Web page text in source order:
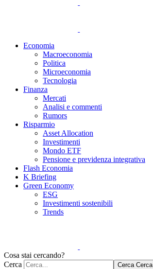
Economia
Macroeconomia
Politica
Microeconomia
Tecnologia
Finanza
Mercati
Analisi e commenti
Rumors
Risparmio
Asset Allocation
Investimenti
Mondo ETF
Pensione e previdenza integrativa
Flash Economia
K Briefing
Green Economy
ESG
Investimenti sostenibili
Trends
Cosa stai cercando?
Cerca
Cerca Cerca